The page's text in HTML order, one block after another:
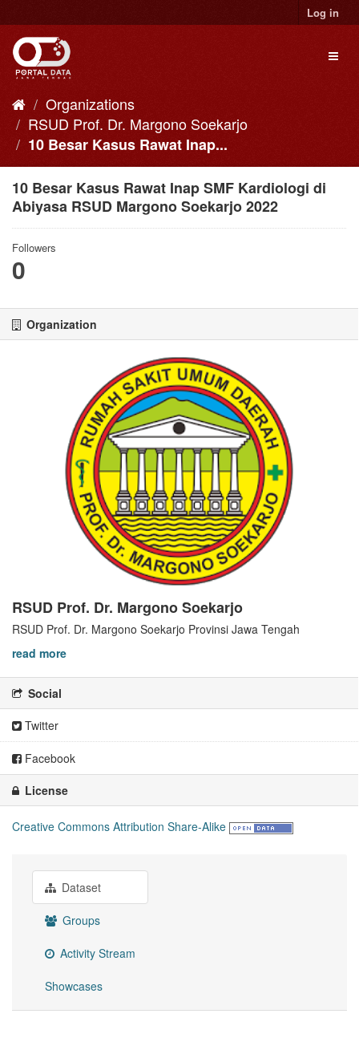
to
content
Log in
Organizations
RSUD Prof. Dr. Margono Soekarjo
10 Besar Kasus Rawat Inap...
10 Besar Kasus Rawat Inap SMF Kardiologi di
Abiyasa RSUD Margono Soekarjo 2022
Followers
0
Organization
RSUD Prof. Dr. Margono Soekarjo
RSUD Prof. Dr. Margono Soekarjo Provinsi Jawa Tengah
read more
Social
Twitter
Facebook
License
Creative Commons Attribution Share-Alike
Dataset
Groups
Activity Stream
Showcases